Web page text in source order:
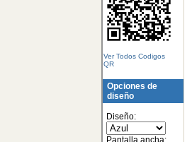
Ver Todos Codigos
QR
Opciones de
diseño
Diseño: